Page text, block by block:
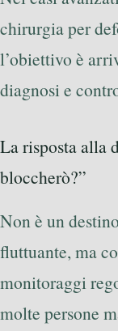
chirurgia per
l’obiettivo è
diagnosi e
La risposta alla
bloccherò?”
Non è un
fluttuante, ma
monitoraggi
molte persone